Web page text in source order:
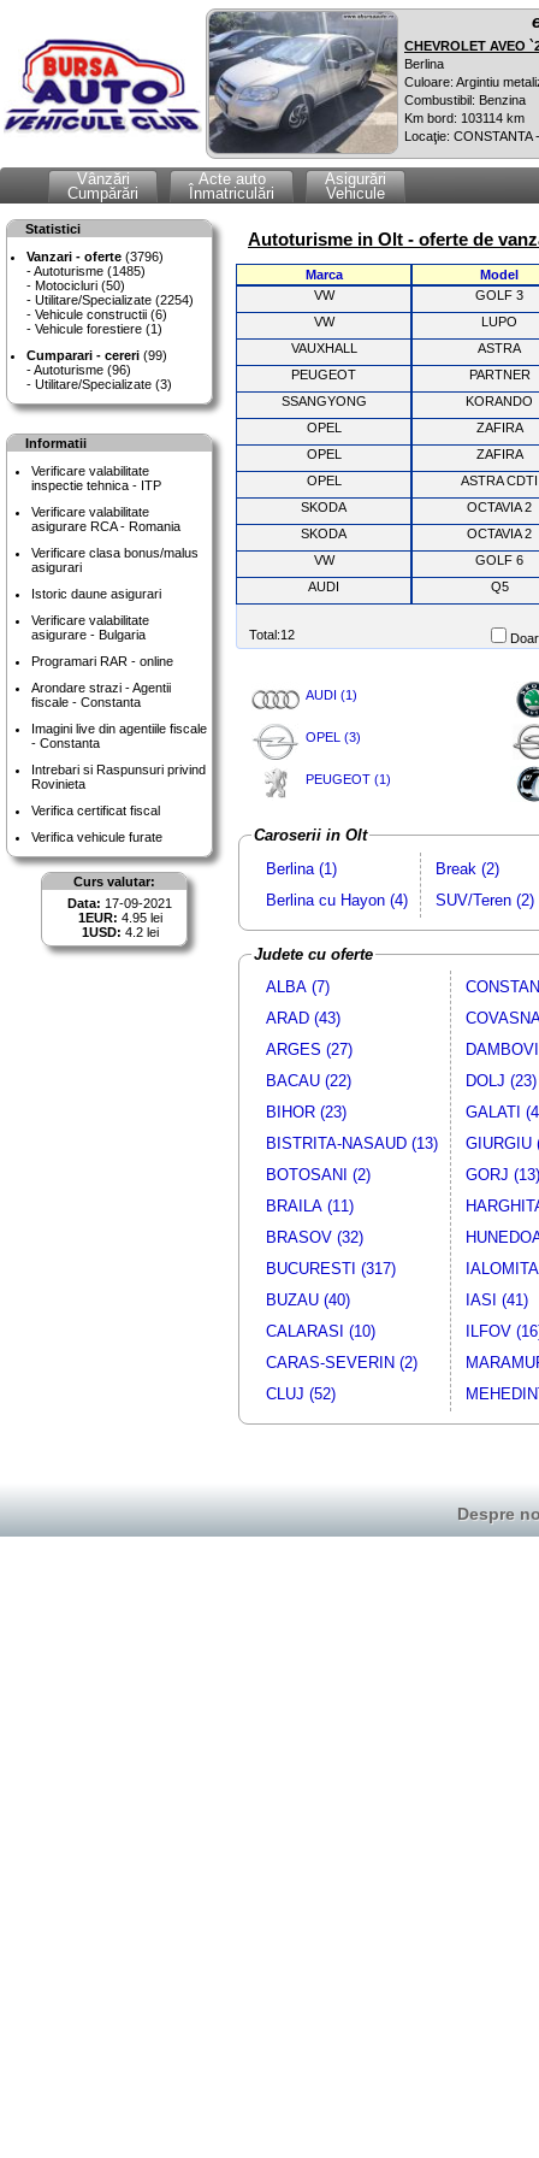
CHEVROLET AVEO
Berlina
Culoare: Argintiu
Combustibil: Benzina
Km bord: 103114 km
Locaţie: CONSTANTA
Vânzări
Cumpărări
Acte auto
Înmatriculări
Asigurări
Vehicule
Statistici
Vanzari - oferte (3796)
Autoturisme (1485)
Motocicluri (50)
Utilitare/Specializate (2254)
Vehicule constructii (6)
Vehicule forestiere (1)
Cumparari - cereri (99)
Autoturisme (96)
Utilitare/Specializate (3)
Informatii
Verificare valabilitate
inspectie tehnica - ITP
Verificare valabilitate
asigurare RCA - Romania
Verificare clasa bonus/malus
asigurari
Istoric daune asigurari
Verificare valabilitate
asigurare - Bulgaria
Programari RAR - online
Arondare strazi - Agentii
fiscale - Constanta
Imagini live din agentiile fiscale
- Constanta
Intrebari si Raspunsuri privind
Rovinieta
Verifica certificat fiscal
Verifica vehicule furate
Curs valutar:
Data: 17-09-2021
1EUR: 4.95 lei
1USD: 4.2 lei
Autoturisme in Olt - oferte de
Marca
Model
VW
GOLF 3
VW
LUPO
VAUXHALL
ASTRA
PEUGEOT
PARTNER
SSANGYONG
KORANDO
OPEL
ZAFIRA
OPEL
ZAFIRA
OPEL
ASTRA CDTI
SKODA
OCTAVIA 2
SKODA
OCTAVIA 2
VW
GOLF 6
AUDI
Q5
Total:12
AUDI (1)
OPEL (3)
PEUGEOT (1)
Caroserii in Olt
Berlina (1)
Berlina cu Hayon (4)
Break (2)
SUV/Teren (2)
Judete cu oferte
ALBA (7)
ARAD (43)
ARGES (27)
BACAU (22)
BIHOR (23)
BISTRITA-NASAUD (13)
BOTOSANI (2)
BRAILA (11)
BRASOV (32)
BUCURESTI (317)
BUZAU (40)
CALARASI (10)
CARAS-SEVERIN (2)
CLUJ (52)
DOLJ (23)
GALATI
GIURGIU
GORJ (13)
IASI (41)
ILFOV
Despre